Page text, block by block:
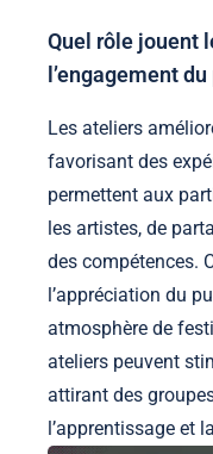
Quel rôle jouent
l’engagement
Les ateliers
favorisant des
permettent aux
les artistes, de
des compétences.
l’appréciation du
atmosphère de
ateliers peuvent
attirant des
l’apprentissage et